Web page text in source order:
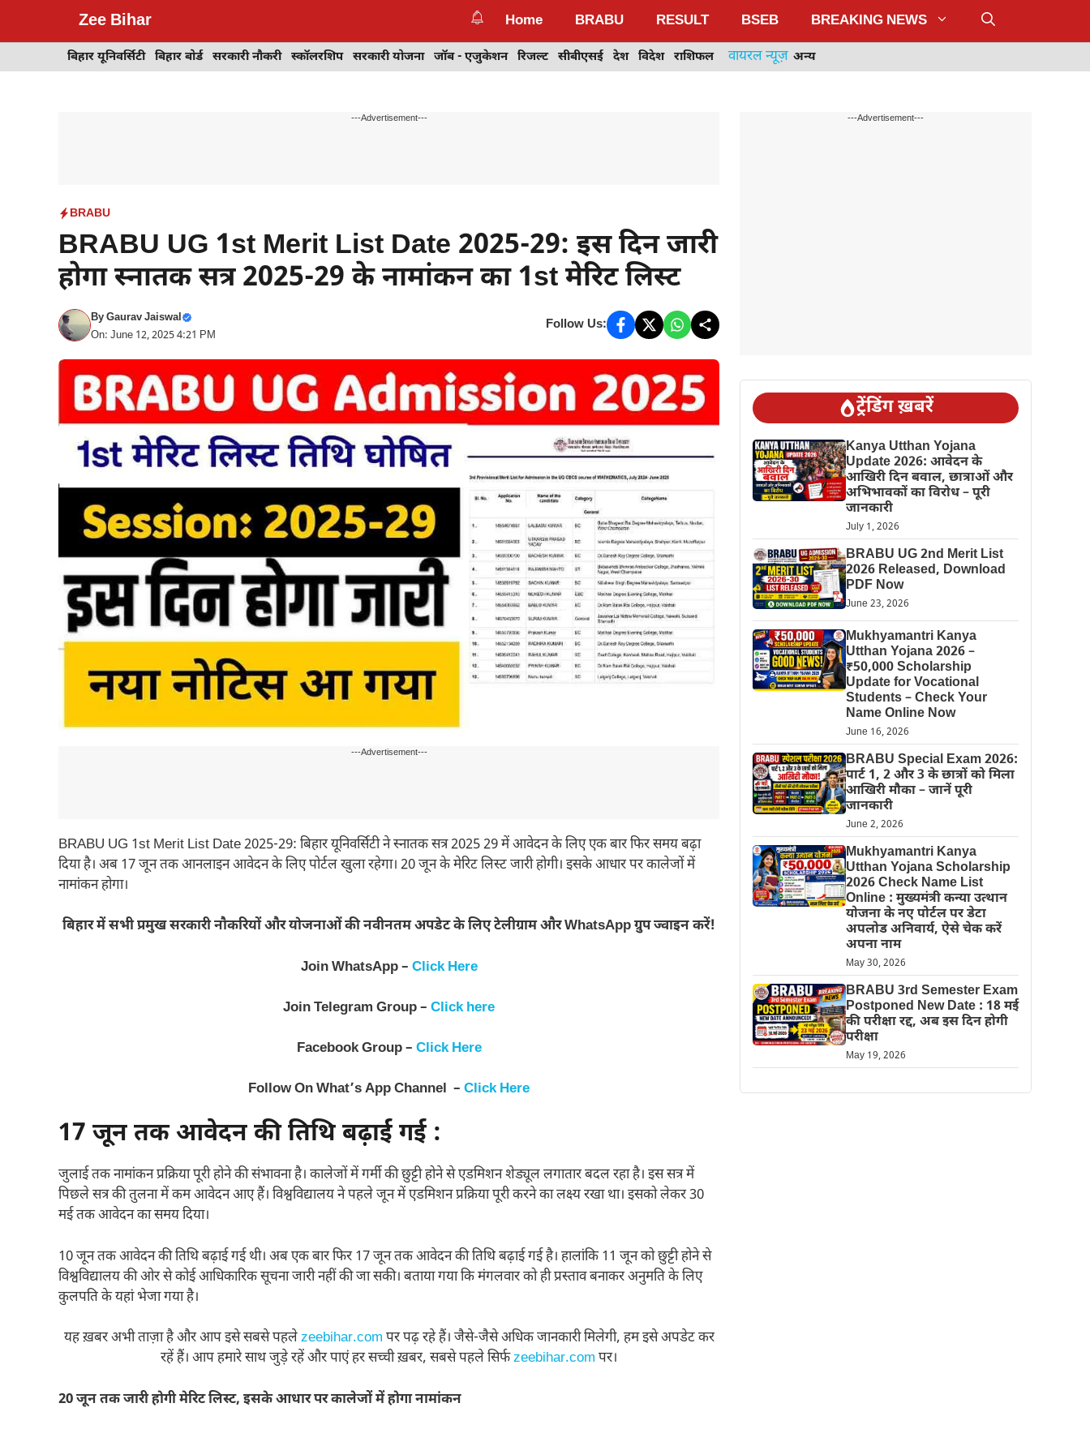
Zee Bihar Home BRABU RESULT BSEB BREAKING NEWS
बिहार यूनिवर्सिटी बिहार बोर्ड सरकारी नौकरी स्कॉलरशिप सरकारी योजना जॉब - एजुकेशन रिजल्ट सीबीएसई देश विदेश राशिफल वायरल न्यूज़ अन्य
---Advertisement---
BRABU
BRABU UG 1st Merit List Date 2025-29: इस दिन जारी
होगा स्नातक सत्र 2025-29 के नामांकन का 1st मेरिट लिस्ट
ByGaurav Jaiswal
On: June 12, 2025 4:21 PM
Follow Us:
---Advertisement---
BRABU UG 1st Merit List Date 2025-29: बिहार यूनिवर्सिटी ने स्नातक सत्र 2025 29 में आवेदन के लिए एक बार फिर समय बढ़ा
दिया है। अब 17 जून तक आनलाइन आवेदन के लिए पोर्टल खुला रहेगा। 20 जून के मेरिट लिस्ट जारी होगी। इसके आधार पर कालेजों में
नामांकन होगा।
बिहार में सभी प्रमुख सरकारी नौकरियों और योजनाओं की नवीनतम अपडेट के लिए टेलीग्राम और WhatsApp ग्रुप ज्वाइन करें!
Join WhatsApp – Click Here
Join Telegram Group – Click here
Facebook Group – Click Here
Follow On What’s App Channel – Click Here
17 जून तक आवेदन की तिथि बढ़ाई गई :
जुलाई तक नामांकन प्रक्रिया पूरी होने की संभावना है। कालेजों में गर्मी की छुट्टी होने से एडमिशन शेड्यूल लगातार बदल रहा है। इस सत्र में
पिछले सत्र की तुलना में कम आवेदन आए हैं। विश्वविद्यालय ने पहले जून में एडमिशन प्रक्रिया पूरी करने का लक्ष्य रखा था। इसको लेकर 30
मई तक आवेदन का समय दिया।
10 जून तक आवेदन की तिथि बढ़ाई गई थी। अब एक बार फिर 17 जून तक आवेदन की तिथि बढ़ाई गई है। हालांकि 11 जून को छुट्टी होने से
विश्वविद्यालय की ओर से कोई आधिकारिक सूचना जारी नहीं की जा सकी। बताया गया कि मंगलवार को ही प्रस्ताव बनाकर अनुमति के लिए
कुलपति के यहां भेजा गया है।
यह ख़बर अभी ताज़ा है और आप इसे सबसे पहलेzeebihar.com पर पढ़ रहे हैं। जैसे-जैसे अधिक जानकारी मिलेगी, हम इसे अपडेट कर
रहें हैं। आप हमारे साथ जुड़े रहें और पाएं हर सच्ची ख़बर, सबसे पहले सिर्फzeebihar.com पर।
20 जून तक जारी होगी मेरिट लिस्ट, इसके आधार पर कालेजों में होगा नामांकन
---Advertisement---
ट्रेंडिंग ख़बरें
Kanya Utthan Yojana
Update 2026: आवेदन के
आखिरी दिन बवाल, छात्राओं और
अभिभावकों का विरोध – पूरी
जानकारी
July 1, 2026
BRABU UG 2nd Merit List
2026 Released, Download
PDF Now
June 23, 2026
Mukhyamantri Kanya
Utthan Yojana 2026 –
₹50,000 Scholarship
Update for Vocational
Students – Check Your
Name Online Now
June 16, 2026
BRABU Special Exam 2026:
पार्ट 1, 2 और 3 के छात्रों को मिला
आखिरी मौका – जानें पूरी
जानकारी
June 2, 2026
Mukhyamantri Kanya
Utthan Yojana Scholarship
2026 Check Name List
Online : मुख्यमंत्री कन्या उत्थान
योजना के नए पोर्टल पर डेटा
अपलोड अनिवार्य, ऐसे चेक करें
अपना नाम
May 30, 2026
BRABU 3rd Semester Exam
Postponed New Date : 18 मई
की परीक्षा रद्द, अब इस दिन होगी
परीक्षा
May 19, 2026